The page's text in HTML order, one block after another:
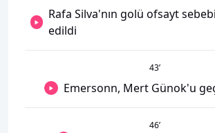
Rafa Silva'nın golü ofsayt
edildi
43’
Emersonn, Mert Günok'u
46’